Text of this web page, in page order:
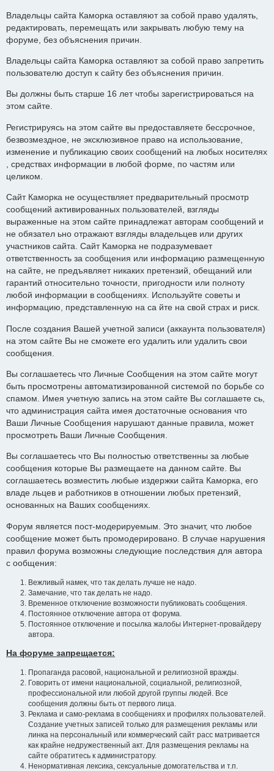
Владельцы сайта Каморка оставляют за собой право удалять,
редактировать, перемещать или закрывать любую тему на
форуме, без объяснения причин.
Владельцы сайта Каморка оставляют за собой право запретить
пользователю доступ к сайту без объяснения причин.
Вы должны быть старше 16 лет чтобы зарегистрироваться на
этом сайте.
Регистрируясь на этом сайте вы предоставляете бессрочное,
безвозмездное, не эксклюзивное право на использование,
изменение и публикацию своих сообщений на любых носителях
, средствах информации в любой форме, по частям или
целиком.
Сайт Каморка не осуществляет предварительный просмотр
сообщений активированных пользователей, взгляды
выраженные на этом сайте принадлежат авторам сообщений и
не обязател ьно отражают взгляды владельцев или других
участников сайта. Сайт Каморка не подразумевает
ответственность за сообщения или информацию размещенную
на сайте, не предъявляет никаких претензий, обещаний или
гарантий относительно точности, пригодности или полноту
любой информации в сообщениях. Используйте советы и
информацию, представленную на са йте на свой страх и риск.
После создания Вашей учетной записи (аккаунта пользователя)
на этом сайте Вы не сможете его удалить или удалить свои
сообщения.
Вы соглашаетесь что Личные Сообщения на этом сайте могут
быть просмотрены автоматизированной системой по борьбе со
спамом. Имея учетную запись на этом сайте Вы соглашаете сь,
что администрация сайта имея достаточные основания что
Ваши Личные Сообщения нарушают данные правила, может
просмотреть Ваши Личные Сообщения.
Вы соглашаетесь что Вы полностью ответственны за любые
сообщения которые Вы размещаете на данном сайте. Вы
соглашаетесь возместить любые издержки сайта Каморка, его
владе льцев и работников в отношении любых претензий,
основанных на Ваших сообщениях.
Форум является пост-модерируемым. Это значит, что любое
сообщение может быть промодерировано. В случае нарушения
правил форума возможны следующие последствия для автора
с ообщения:
Вежливый намек, что так делать лучше не надо.
Замечание, что так делать не надо.
Временное отключение возможности публиковать сообщения.
Постоянное отключение автора от форума.
Постоянное отключение и посылка жалобы Интернет-провайдеру
автора.
На форуме запрещается:
Пропаганда расовой, национальной и религиозной вражды.
Говорить от имени национальной, социальной, религиозной,
профессиональной или любой другой группы людей. Все
сообщения должны быть от первого лица.
Реклама и само-реклама в сообщениях и профилях пользователей.
Создание учетных записей только для размещения рекламы или
линка на персональный или коммерческий сайт расс матривается
как крайне недружественный акт. Для размещения рекламы на
сайте обратитесь к администратору.
Ненормативная лексика, сексуальные домогательства и т.п.